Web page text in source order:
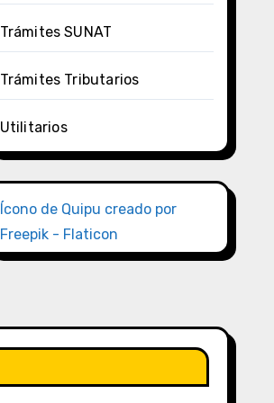
Trámites SUNAT
Trámites Tributarios
Utilitarios
Ícono de Quipu creado por
Freepik - Flaticon